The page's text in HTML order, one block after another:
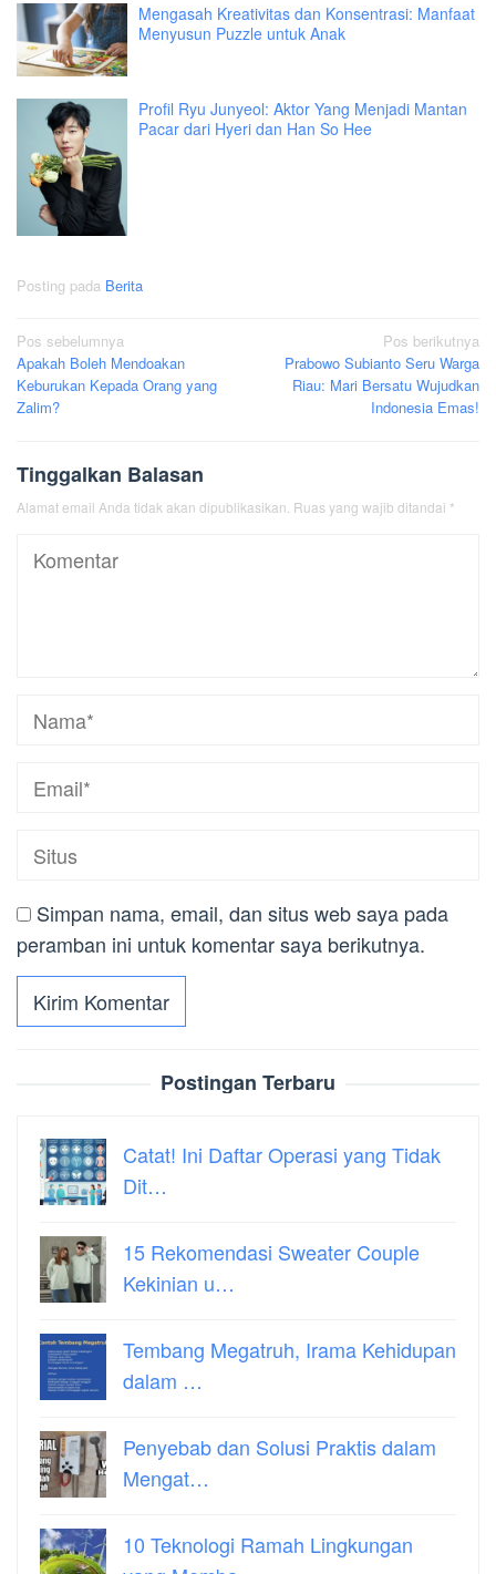
Mengasah Kreativitas dan Konsentrasi: Manfaat
Menyusun Puzzle untuk Anak
Profil Ryu Junyeol: Aktor Yang Menjadi Mantan
Pacar dari Hyeri dan Han So Hee
Posting pada Berita
Navigasi
pos
Pos sebelumnya
Apakah Boleh Mendoakan
Keburukan Kepada Orang yang
Zalim?
Pos berikutnya
Prabowo Subianto Seru Warga
Riau: Mari Bersatu Wujudkan
Indonesia Emas!
Tinggalkan Balasan
Alamat email Anda tidak akan dipublikasikan. Ruas yang wajib ditandai *
Simpan nama, email, dan situs web saya pada
peramban ini untuk komentar saya berikutnya.
Postingan Terbaru
Catat! Ini Daftar Operasi yang Tidak
Dit…
15 Rekomendasi Sweater Couple
Kekinian u…
Tembang Megatruh, Irama Kehidupan
dalam …
Penyebab dan Solusi Praktis dalam
Mengat…
10 Teknologi Ramah Lingkungan